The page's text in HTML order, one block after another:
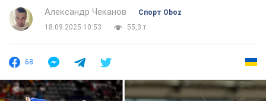
Александр Чеканов
Спорт Oboz
18.09.2025 10:53
55,3 т.
68